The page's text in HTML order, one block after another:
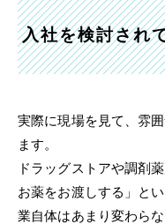
入社を検討され
実際に現場を見て、雰
ます。
ドラッグストアや調剤
お薬をお渡しする」と
業自体はあまり変わら